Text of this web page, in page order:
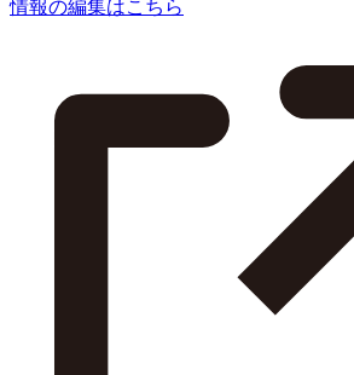
情報の編集はこちら